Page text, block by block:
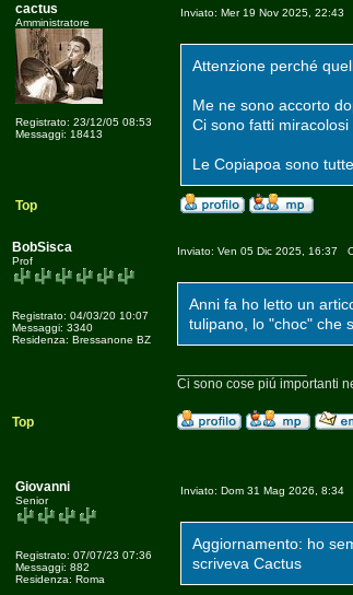
cactus
Amministratore
Registrato: 23/12/05 08:53
Messaggi: 18413
Inviato: Mer 19 Nov 2025, 22:43
Attenzione perché
Me ne sono accorto
Ci sono fatti
Le Copiapoa sono
Top
BobSisca
Prof
Registrato: 04/03/20 10:07
Messaggi: 3340
Residenza: Bressanone BZ
Inviato: Ven 05 Dic 2025, 16:37
Anni fa ho letto un
tulipano, lo "choc" che
Ci sono cose piú importanti
Top
Giovanni
Senior
Registrato: 07/07/23 07:36
Messaggi: 882
Residenza: Roma
Inviato: Dom 31 Mag 2026, 8:34
Aggiornamento: ho
scriveva Cactus